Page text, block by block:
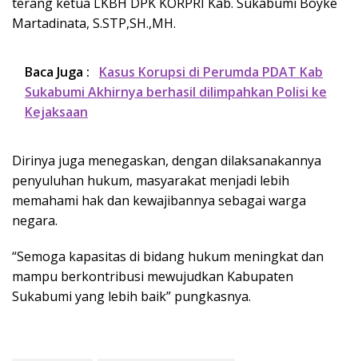
Martadinata, S.STP,SH.,MH.
Baca Juga :
Kasus Korupsi di Perumda PDAT Kab
Sukabumi Akhirnya berhasil dilimpahkan Polisi ke
Kejaksaan
Dirinya juga menegaskan, dengan dilaksanakannya
penyuluhan hukum, masyarakat menjadi lebih
memahami hak dan kewajibannya sebagai warga
negara.
“Semoga kapasitas di bidang hukum meningkat dan
mampu berkontribusi mewujudkan Kabupaten
Sukabumi yang lebih baik” pungkasnya.